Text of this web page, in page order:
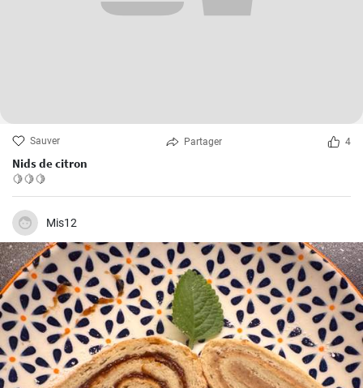
Sauver Partager 4
Nids de citron
🍋🍋🍋
Mis12